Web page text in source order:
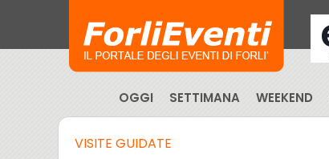
OGGI SETTIMANA WEEKEND
VISITE GUIDATE